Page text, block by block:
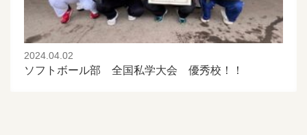
2024.04.02
ソフトボール部 全国私学大会 優秀校！！